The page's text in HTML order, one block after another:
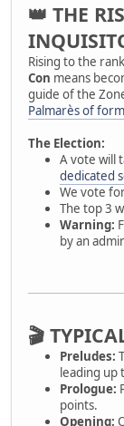
👑 THE
Rising to the
Con means
guide of the
Palmarès of
The Election:
A vote will
dedicated
We vote
The top 3
Warning:
by an
🎬
Preludes:
leading up
Prologue:
points.
Opening: